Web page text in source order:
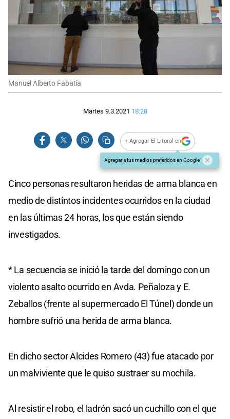
Manuel Alberto Fabatía
Martes 9.3.2021 18:28
+ Agregar El Litoral en
Agregar a tus medios preferidos en Google
Cinco personas resultaron heridas de arma blanca en
medio de distintos incidentes ocurridos en la ciudad
en las últimas 24 horas, los que están siendo
investigados.
* La secuencia se inició la tarde del domingo con un
violento asalto ocurrido en Avda. Peñaloza y E.
Zeballos (frente al supermercado El Túnel) donde un
hombre sufrió una herida de arma blanca.
En dicho sector Alcides Romero (43) fue atacado por
un malviviente que le quiso sustraer su mochila.
Al resistir el robo, el ladrón sacó un cuchillo con el que